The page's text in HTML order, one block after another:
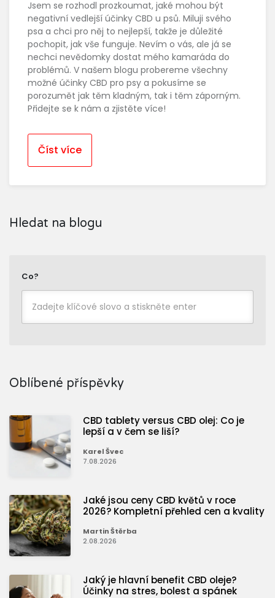
Jsem se rozhodl prozkoumat, jaké mohou být
negativní vedlejší účinky CBD u psů. Miluji svého
psa a chci pro něj to nejlepší, takže je důležité
pochopit, jak vše funguje. Nevím o vás, ale já se
nechci nevědomky dostat mého kamaráda do
problémů. V našem blogu probereme všechny
možné účinky CBD pro psy a pokusíme se
porozumět jak těm kladným, tak i těm záporným.
Přidejte se k nám a zjistěte více!
Číst více
Hledat na blogu
Co?
Oblíbené příspěvky
CBD tablety versus CBD olej: Co je
lepší a v čem se liší?
Karel Švec
7.08.2026
Jaké jsou ceny CBD květů v roce
2026? Kompletní přehled cen a kvality
Martin Štěrba
2.08.2026
Jaký je hlavní benefit CBD oleje?
Účinky na stres, bolest a spánek